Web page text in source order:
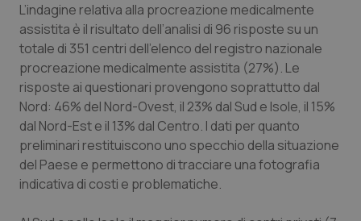
L’indagine relativa alla procreazione medicalmente
assistita è il risultato dell’analisi di 96 risposte su un
totale di 351 centri dell’elenco del registro nazionale
procreazione medicalmente assistita (27%). Le
risposte ai questionari provengono soprattutto dal
Nord: 46% del Nord-Ovest, il 23% dal Sud e Isole, il 15%
dal Nord-Est e il 13% dal Centro. I dati per quanto
preliminari restituiscono uno specchio della situazione
del Paese e permettono di tracciare una fotografia
indicativa di costi e problematiche.